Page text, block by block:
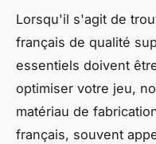
Lorsqu'il s'agit de
français de qualité
essentiels doivent
optimiser votre jeu,
matériau de
français, souvent